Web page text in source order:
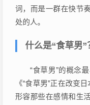
词，而是一群在快节
处的人。
什么是“食草男”
“食草男”的概念
《“食草男”正在改变
形容那些在感情和生